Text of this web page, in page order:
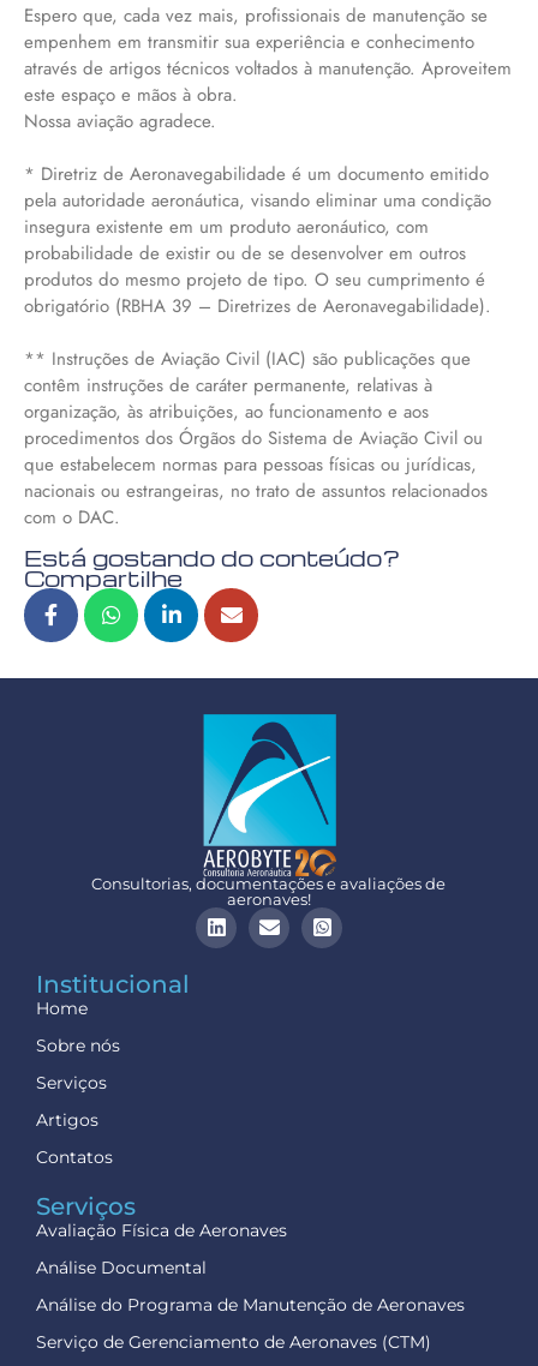
Espero que, cada vez mais, profissionais de manutenção se
empenhem em transmitir sua experiência e conhecimento
através de artigos técnicos voltados à manutenção. Aproveitem
este espaço e mãos à obra.
Nossa aviação agradece.
* Diretriz de Aeronavegabilidade é um documento emitido
pela autoridade aeronáutica, visando eliminar uma condição
insegura existente em um produto aeronáutico, com
probabilidade de existir ou de se desenvolver em outros
produtos do mesmo projeto de tipo. O seu cumprimento é
obrigatório (RBHA 39 – Diretrizes de Aeronavegabilidade).
** Instruções de Aviação Civil (IAC) são publicações que
contêm instruções de caráter permanente, relativas à
organização, às atribuições, ao funcionamento e aos
procedimentos dos Órgãos do Sistema de Aviação Civil ou
que estabelecem normas para pessoas físicas ou jurídicas,
nacionais ou estrangeiras, no trato de assuntos relacionados
com o DAC.
Está gostando do conteúdo?
Compartilhe
Consultorias, documentações e avaliações de
aeronaves!
Institucional
Home
Sobre nós
Serviços
Artigos
Contatos
Serviços
Avaliação Física de Aeronaves
Análise Documental
Análise do Programa de Manutenção de Aeronaves
Serviço de Gerenciamento de Aeronaves (CTM)